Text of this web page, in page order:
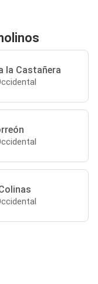
la Castañera